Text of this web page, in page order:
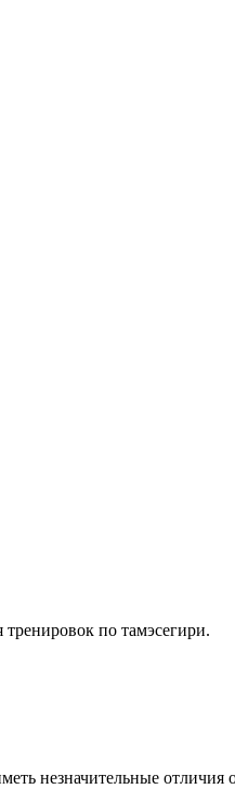
тренировок по тамэсегири.
незначительные отличия